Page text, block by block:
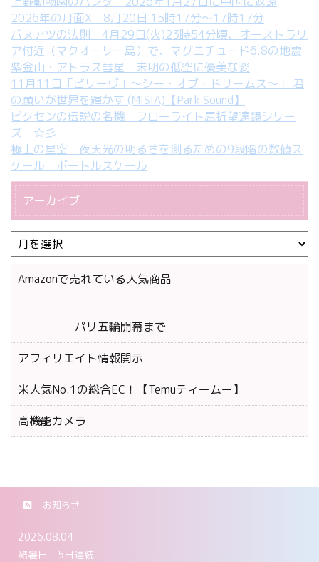
2026年の月面X 8月20日 15時17分～17時17分
バヌアツの法則 4月29日(火)23時54分頃、オーストラリ
ア付近（マクオーリー島）で、マグニチュード6.8の地震
紫金山・アトラス彗星 未明の低空に優美な姿
11月11日「ビリーヴ！～シー・オブ・ドリームス～」 君
の願いが世界を輝かす (MISIA)【Park Sound】
ビクセンの伝説の名機 フローライト屈折望遠鏡シリー
ズ ☆彡
極上の星空 夜天光の明るさを測るための9段階の数値ス
ケール ボートルスケール
アーカイブ
Amazonで売れている人気商品
パリ五輪開幕まで
アフィリエイト情報開示
米人気No.1の総合EC！【Temuティームー】
高機能カメラ
お知らせ
2026.08.04
酷暑日 5日連続